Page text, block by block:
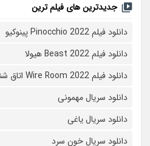
جدیدترین های فیلم ترین
دانلود فیلم Pinocchio 2022 پینوکیو
دانلود فیلم Beast 2022 هیولا
دانلود فیلم Wire Room 2022 اتاق شنود
دانلود سریال مهمونی
دانلود سریال یاغی
دانلود سریال خون سرد